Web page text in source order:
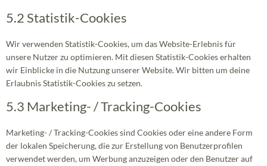
5.2 Statistik-Cookies
Wir verwenden Statistik-Cookies, um das Website-Erlebnis für
unsere Nutzer zu optimieren. Mit diesen Statistik-Cookies erhalten
wir Einblicke in die Nutzung unserer Website. Wir bitten um deine
Erlaubnis Statistik-Cookies zu setzen.
5.3 Marketing- / Tracking-Cookies
Marketing- / Tracking-Cookies sind Cookies oder eine andere Form
der lokalen Speicherung, die zur Erstellung von Benutzerprofilen
verwendet werden, um Werbung anzuzeigen oder den Benutzer auf